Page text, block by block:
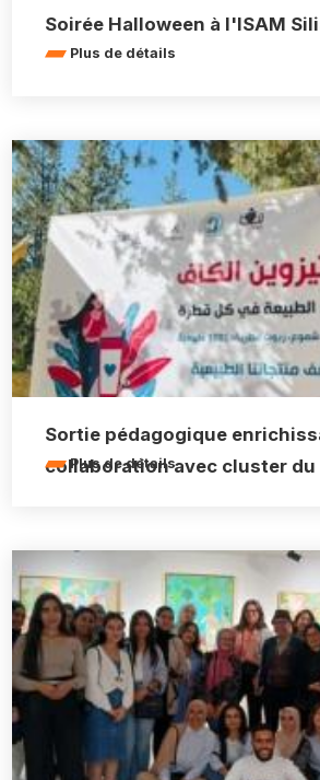
Soirée Halloween à l'ISAM
Plus de détails
Sortie pédagogique
collaboration avec cluster du
Plus de détails